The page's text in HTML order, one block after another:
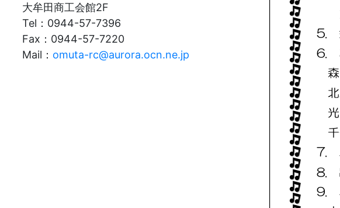
大牟田商工会館2F
Tel：0944-57-7396
Fax：0944-57-7220
Mail： omuta-rc@aurora.ocn.ne.jp